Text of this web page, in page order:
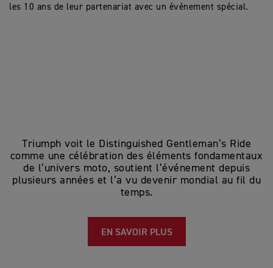
les 10 ans de leur partenariat avec un événement spécial.
Triumph voit le Distinguished Gentleman’s Ride
comme une célébration des éléments fondamentaux
de l’univers moto, soutient l’événement depuis
plusieurs années et l’a vu devenir mondial au fil du
temps.
EN SAVOIR PLUS